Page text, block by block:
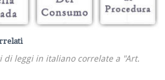
di leggi in italiano correlate a "Art.